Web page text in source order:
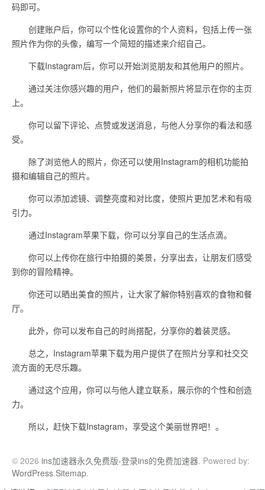
码即可。
创建账户后，你可以个性化设置你的个人资料，包括上传一张
照片作为你的头像，编写一个简短的描述来介绍自己。
下载Instagram后，你可以开始浏览朋友和其他用户的照片。
通过关注你感兴趣的用户，他们的最新照片将显示在你的主页
上。
你可以留下评论、点赞或发送消息，与他人分享你的看法和感
受。
除了浏览他人的照片，你还可以使用Instagram的相机功能拍
摄和编辑自己的照片。
你可以添加滤镜、调整亮度和对比度，使照片更加艺术和有吸
引力。
通过Instagram苹果下载，你可以分享自己的生活点滴。
你可以上传你在旅行中拍摄的美景，分享出去，让朋友们感受
到你的冒险精神。
你还可以晒出美食的照片，让大家了解你特别喜欢的食物和餐
厅。
此外，你可以发布自己的时尚搭配，分享你的着装灵感。
总之，Instagram苹果下载为用户提供了在照片分享和社交交
流方面的无尽乐趣。
通过这个应用，你可以与他人建立联系，展示你的个性和创造
力。
所以，赶快下载Instagram，享受这个美丽世界吧！。
© 2026 ins加速器永久免费版-登录ins的免费加速器. Powered by:
WordPress.Sitemap.